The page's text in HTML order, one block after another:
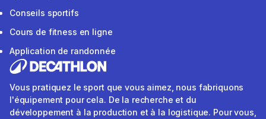
Conseils sportifs
Cours de fitness en ligne
Application de randonnée
Vous pratiquez le sport que vous aimez, nous fabriquons
l'équipement pour cela. De la recherche et du
développement à la production et à la logistique. Pour vous,